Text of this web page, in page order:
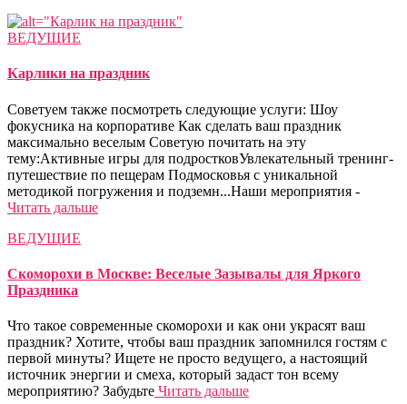
ВЕДУЩИЕ
Карлики на праздник
Советуем также посмотреть следующие услуги: Шоу
фокусника на корпоративе Как сделать ваш праздник
максимально веселым Советую почитать на эту
тему:Активные игры для подростковУвлекательный тренинг-
путешествие по пещерам Подмосковья с уникальной
методикой погружения и подземн...Наши мероприятия -
Читать дальше
ВЕДУЩИЕ
Скоморохи в Москве: Веселые Зазывалы для Яркого
Праздника
Что такое современные скоморохи и как они украсят ваш
праздник? Хотите, чтобы ваш праздник запомнился гостям с
первой минуты? Ищете не просто ведущего, а настоящий
источник энергии и смеха, который задаст тон всему
мероприятию? Забудьте Читать дальше